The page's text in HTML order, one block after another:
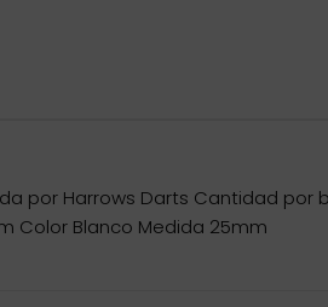
por Harrows Darts Cantidad por
Color Blanco Medida 25mm